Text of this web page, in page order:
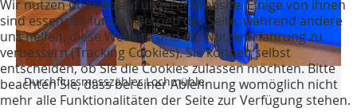
Durchflussmesszähler Lochmühle.
Wir nutzen Cookies auf unserer Website. Einige von ihnen
sind essenziell für den Betrieb der Seite, während andere
uns helfen, diese Website und die Nutzererfahrung zu
verbessern (Tracking Cookies). Sie können selbst
entscheiden, ob Sie die Cookies zulassen möchten. Bitte
beachten Sie, dass bei einer Ablehnung womöglich nicht
mehr alle Funktionalitäten der Seite zur Verfügung stehen.